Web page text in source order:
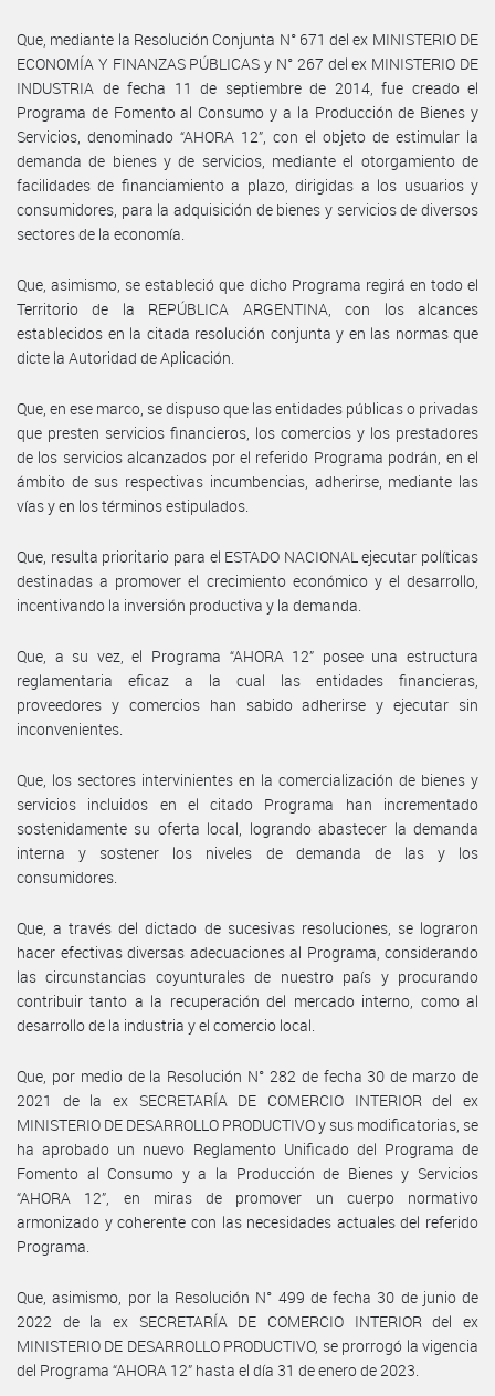
Que, mediante la Resolución Conjunta N° 671 del ex MINISTERIO DE
ECONOMÍA Y FINANZAS PÚBLICAS y N° 267 del ex MINISTERIO DE
INDUSTRIA de fecha 11 de septiembre de 2014, fue creado el
Programa de Fomento al Consumo y a la Producción de Bienes y
Servicios, denominado “AHORA 12”, con el objeto de estimular la
demanda de bienes y de servicios, mediante el otorgamiento de
facilidades de financiamiento a plazo, dirigidas a los usuarios y
consumidores, para la adquisición de bienes y servicios de diversos
sectores de la economía.
Que, asimismo, se estableció que dicho Programa regirá en todo el
Territorio de la REPÚBLICA ARGENTINA, con los alcances
establecidos en la citada resolución conjunta y en las normas que
dicte la Autoridad de Aplicación.
Que, en ese marco, se dispuso que las entidades públicas o privadas
que presten servicios financieros, los comercios y los prestadores
de los servicios alcanzados por el referido Programa podrán, en el
ámbito de sus respectivas incumbencias, adherirse, mediante las
vías y en los términos estipulados.
Que, resulta prioritario para el ESTADO NACIONAL ejecutar políticas
destinadas a promover el crecimiento económico y el desarrollo,
incentivando la inversión productiva y la demanda.
Que, a su vez, el Programa “AHORA 12” posee una estructura
reglamentaria eficaz a la cual las entidades financieras,
proveedores y comercios han sabido adherirse y ejecutar sin
inconvenientes.
Que, los sectores intervinientes en la comercialización de bienes y
servicios incluidos en el citado Programa han incrementado
sostenidamente su oferta local, logrando abastecer la demanda
interna y sostener los niveles de demanda de las y los
consumidores.
Que, a través del dictado de sucesivas resoluciones, se lograron
hacer efectivas diversas adecuaciones al Programa, considerando
las circunstancias coyunturales de nuestro país y procurando
contribuir tanto a la recuperación del mercado interno, como al
desarrollo de la industria y el comercio local.
Que, por medio de la Resolución N° 282 de fecha 30 de marzo de
2021 de la ex SECRETARÍA DE COMERCIO INTERIOR del ex
MINISTERIO DE DESARROLLO PRODUCTIVO y sus modificatorias, se
ha aprobado un nuevo Reglamento Unificado del Programa de
Fomento al Consumo y a la Producción de Bienes y Servicios
“AHORA 12”, en miras de promover un cuerpo normativo
armonizado y coherente con las necesidades actuales del referido
Programa.
Que, asimismo, por la Resolución N° 499 de fecha 30 de junio de
2022 de la ex SECRETARÍA DE COMERCIO INTERIOR del ex
MINISTERIO DE DESARROLLO PRODUCTIVO, se prorrogó la vigencia
del Programa “AHORA 12” hasta el día 31 de enero de 2023.